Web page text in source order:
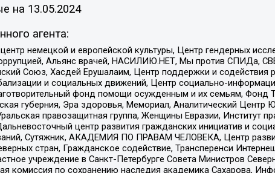
на 13.05.2024
агента:
немецкой и европейской культуры, Центр гендерных
Альянс врачей, НАСИЛИЮ.НЕТ, Мы против СПИДа,
Союз, Хасдей Ерушалаим, Центр поддержки и содействия
и социальных движений, Центр социально-
фонд помощи осужденным и их семьям, Фонд
губерния, Эра здоровья, Мемориал, Аналитический Центр
правозащитная группа, Женщины Евразии, Институт
центр развития гражданских инициатив и
Сутяжник, АКАДЕМИЯ ПО ПРАВАМ ЧЕЛОВЕКА, Центр
стран, Гражданское содействие, Трансперенси
учреждение в Санкт-Петербурге Совета Министров
комиссия по сохранению наследия академика Сахарова,